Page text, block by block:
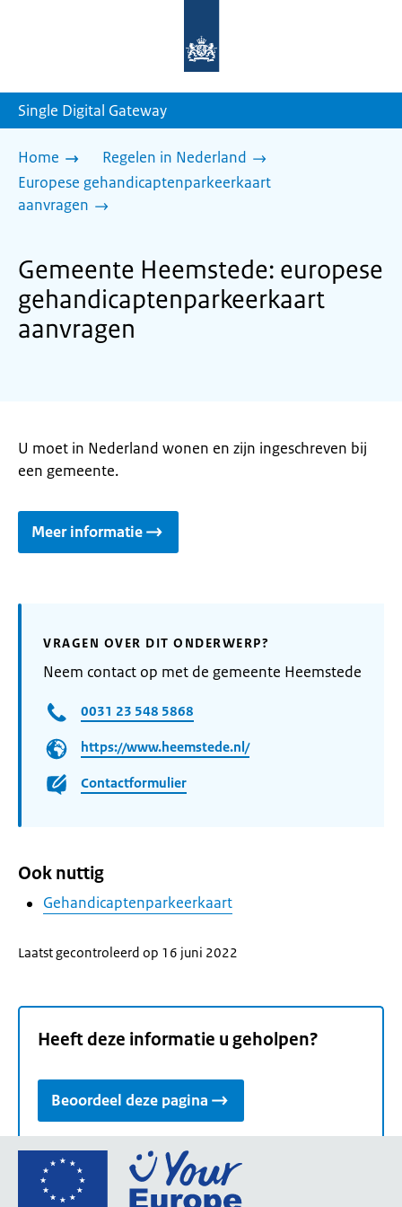
homepage
Single Digital Gateway
Home
Regelen in Nederland
Europese gehandicaptenparkeerkaart
aanvragen
Gemeente Heemstede: europese
gehandicaptenparkeerkaart
aanvragen
U moet in Nederland wonen en zijn ingeschreven bij
een gemeente.
Meer informatie
VRAGEN OVER DIT ONDERWERP?
Neem contact op met de gemeente Heemstede
0031 23 548 5868
https://www.heemstede.nl/
Contactformulier
Ook nuttig
Gehandicaptenparkeerkaart
Laatst gecontroleerd op 16 juni 2022
Heeft deze informatie u geholpen?
Beoordeel deze pagina
Ga